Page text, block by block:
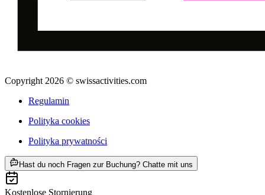
Copyright 2026 © swissactivities.com
Regulamin
Polityka cookies
Polityka prywatności
Hast du noch Fragen zur Buchung? Chatte mit uns
Kostenlose Stornierung